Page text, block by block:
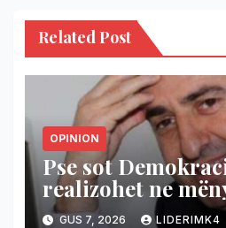
Related Post
OPINION
Pse sot
realizohet ne
dhe reale?
GUS 7, 2026 LIDERIMK4